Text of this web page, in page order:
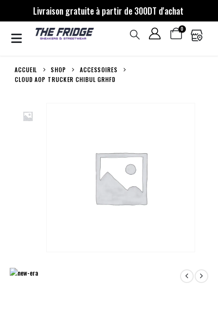
Livraison gratuite à partir de 300DT d'achat
0
ACCUEIL SHOP
ACCESSOIRES
CLOUD AOP TRUCKER CHIBUL GRHFD